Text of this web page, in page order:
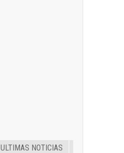
ULTIMAS NOTICIAS